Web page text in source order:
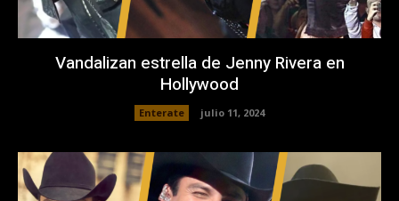
Vandalizan estrella de Jenny Rivera en
Hollywood
Enterate julio 11, 2024